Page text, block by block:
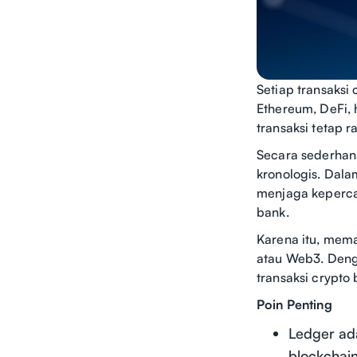
Setiap transaksi
Ethereum,
transaksi tetap
Secara
kronologis.
menjaga
bank.
Karena itu,
atau Web3.
transaksi crypto
Poin Penting
Ledger